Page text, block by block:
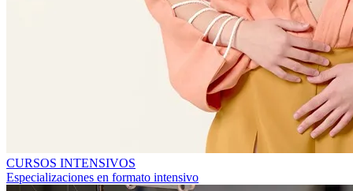
CURSOS INTENSIVOS
Especializaciones en formato intensivo